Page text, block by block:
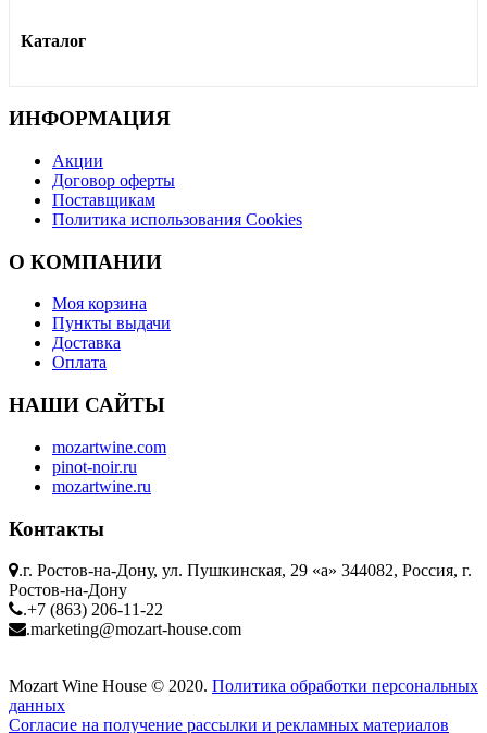
Каталог
ИНФОРМАЦИЯ
Акции
Договор оферты
Поставщикам
Политика использования Cookies
O КОМПАНИИ
Моя корзина
Пункты выдачи
Доставка
Оплата
НАШИ САЙТЫ
mozartwine.com
pinot-noir.ru
mozartwine.ru
Контакты
.г. Ростов-на-Дону, ул. Пушкинская, 29 «а» 344082, Россия, г.
Ростов-на-Дону
.+7 (863) 206-11-22
.marketing@mozart-house.com
Mozart Wine House © 2020. Политика обработки персональных
данных
Согласие на получение рассылки и рекламных материалов